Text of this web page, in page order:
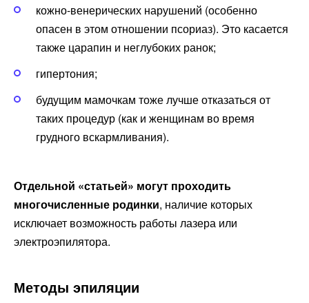
кожно-венерических нарушений (особенно
опасен в этом отношении псориаз). Это касается
также царапин и неглубоких ранок;
гипертония;
будущим мамочкам тоже лучше отказаться от
таких процедур (как и женщинам во время
грудного вскармливания).
Отдельной «статьей» могут проходить
многочисленные родинки, наличие которых
исключает возможность работы лазера или
электроэпилятора.
Методы эпиляции